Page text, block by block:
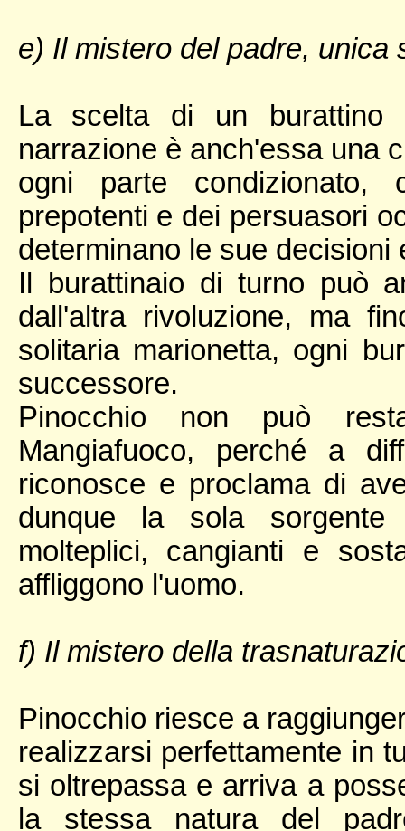
e) Il mistero del padre, unica
La scelta di un burattino
narrazione è anch'essa una
ogni parte condizionato,
prepotenti e dei persuasori
determinano le sue
Il burattinaio di turno può
dall'altra rivoluzione, ma
solitaria marionetta, ogni
successore.
Pinocchio non può
Mangiafuoco, perché a
riconosce e proclama di
dunque la sola sorgente
molteplici, cangianti e
affliggono l'uomo.
f) Il mistero della
Pinocchio riesce a
realizzarsi perfettamente in
si oltrepassa e arriva a
la stessa natura del